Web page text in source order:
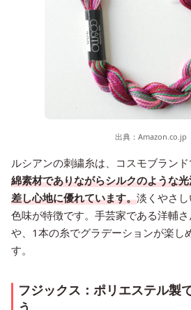
出典： Amazon.co.jp
ルシアンの刺繍糸は、コスモブランド
綿素材でありながらシルクのような
差し心地に優れています。淡くやさ
色味が特徴です。手芸家である洋輔
や、1本の糸でグラデーションが楽し
す。
フジックス：ポリエステル製